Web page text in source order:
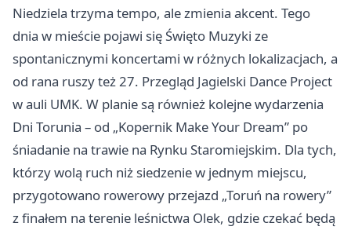
Niedziela trzyma tempo, ale zmienia akcent. Tego
dnia w mieście pojawi się Święto Muzyki ze
spontanicznymi koncertami w różnych lokalizacjach, a
od rana ruszy też 27. Przegląd Jagielski Dance Project
w auli UMK. W planie są również kolejne wydarzenia
Dni Torunia – od „Kopernik Make Your Dream” po
śniadanie na trawie na Rynku Staromiejskim. Dla tych,
którzy wolą ruch niż siedzenie w jednym miejscu,
przygotowano rowerowy przejazd „Toruń na rowery”
z finałem na terenie leśnictwa Olek, gdzie czekać będą